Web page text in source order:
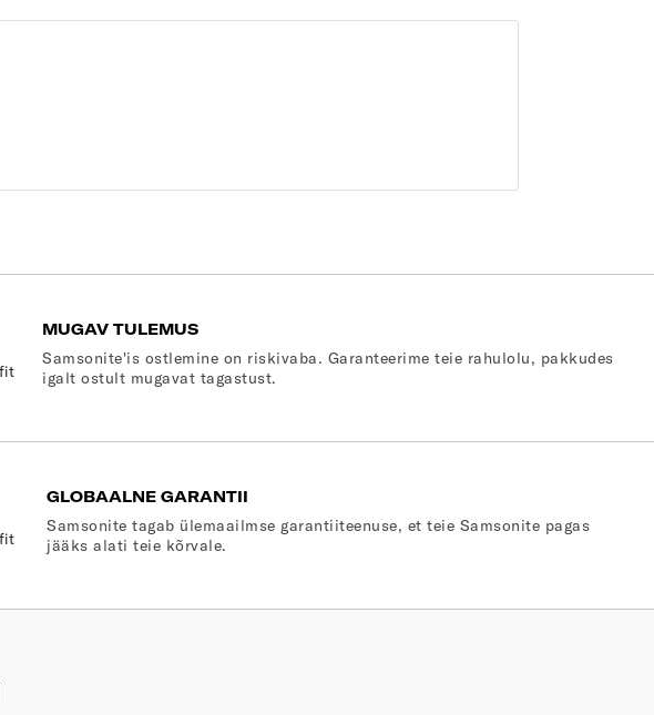
MUGAV TULEMUS
Samsonite'is ostlemine on riskivaba. Garanteerime teie rahulolu, pakkudes
igalt ostult mugavat tagastust.
GLOBAALNE GARANTII
Samsonite tagab ülemaailmse garantiiteenuse, et teie Samsonite pagas
jääks alati teie kõrvale.